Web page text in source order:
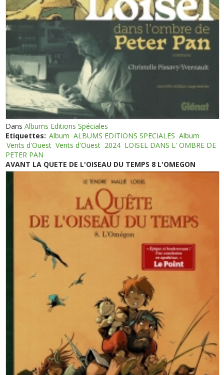
DansAlbums Editions Spéciales
Etiquettes: Album ALBUMS EDITIONS SPECIALES Album
Vents d'Ouest Vents d'Ouest 2024 LOISEL DANS L' OMBRE DE
PETER PAN
AVANT LA QUETE DE L'OISEAU DU TEMPS 8 L'OMEGON